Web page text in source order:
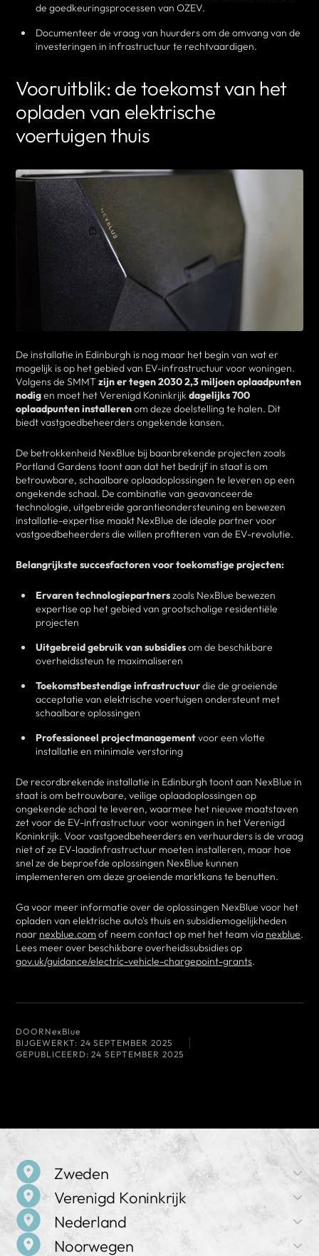
de goedkeuringsprocessen van OZEV.
Documenteer de vraag van huurders om de omvang van de
investeringen in infrastructuur te rechtvaardigen.
Vooruitblik: de toekomst van het
opladen van elektrische
voertuigen thuis
De installatie in Edinburgh is nog maar het begin van wat er
mogelijk is op het gebied van EV-infrastructuur voor woningen.
Volgens de SMMTzijn er tegen 2030 2,3 miljoen oplaadpunten
nodigen moet het Verenigd Koninkrijk dagelijks 700
oplaadpunten installerenom deze doelstelling te halen. Dit
biedt vastgoedbeheerders ongekende kansen.
De betrokkenheid NexBlue bij baanbrekende projecten zoals
Portland Gardens toont aan dat het bedrijf in staat is om
betrouwbare, schaalbare oplaadoplossingen te leveren op een
ongekende schaal. De combinatie van geavanceerde
technologie, uitgebreide garantieondersteuning en bewezen
installatie-expertise maakt NexBlue de ideale partner voor
vastgoedbeheerders die willen profiteren van de EV-revolutie.
Belangrijkste succesfactoren voor toekomstige projecten:
Ervaren technologiepartnerszoals NexBlue bewezen
expertise op het gebied van grootschalige residentiële
projecten
Uitgebreid gebruik van subsidiesom de beschikbare
overheidssteun te maximaliseren
Toekomstbestendige infrastructuurdie de groeiende
acceptatie van elektrische voertuigen ondersteunt met
schaalbare oplossingen
Professioneel projectmanagementvoor een vlotte
installatie en minimale verstoring
De recordbrekende installatie in Edinburgh toont aan NexBlue in
staat is om betrouwbare, veilige oplaadoplossingen op
ongekende schaal te leveren, waarmee het nieuwe maatstaven
zet voor de EV-infrastructuur voor woningen in het Verenigd
Koninkrijk. Voor vastgoedbeheerders en verhuurders is de vraag
niet of ze EV-laadinfrastructuur moeten installeren, maar hoe
snel ze de beproefde oplossingen NexBlue kunnen
implementeren om deze groeiende marktkans te benutten.
Ga voor meer informatie over de oplossingen NexBlue voor het
opladen van elektrische auto's thuis en subsidiemogelijkheden
naar nexblue.com of neem contact op met het team via nexblue.
Lees meer over beschikbare overheidssubsidies op
gov.uk/guidance/electric-vehicle-chargepoint-grants.
DOOR NexBlue
BIJGEWERKT: 24 SEPTEMBER 2025
GEPUBLICEERD: 24 SEPTEMBER 2025
Zweden
Bedrijfsnaam
NexBlue
Adres
Verenigd Koninkrijk
Bedrijfsnaam
NexBlue
Nederland
Noorwegen